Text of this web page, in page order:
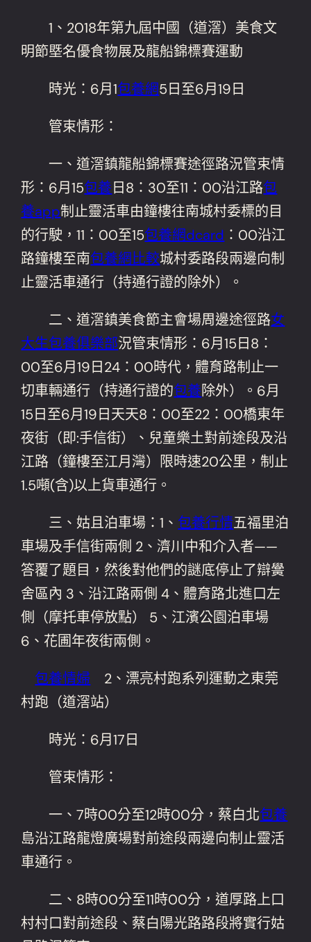
1、2018年第九屆中國（道滘）美食文
明節塈名優食物展及龍船錦標賽運動
時光：6月1包養網5日至6月19日
管束情形：
一、道滘鎮龍船錦標賽途徑路況管束情
形：6月15包養日8：30至11：00沿江路包
養app制止靈活車由鐘樓往南城村委標的目
的行駛，11：00至15包養網dcard ：00沿江
路鐘樓至南包養網比較城村委路段兩邊向制
止靈活車通行（持通行證的除外）。
二、道滘鎮美食節主會場周邊途徑路女
大生包養俱樂部況管束情形：6月15日8：
00至6月19日24：00時代，體育路制止一
切車輛通行（持通行證的包養除外）。6月
15日至6月19日天天8：00至22：00橋東年
夜街（即:手信街）、兒童樂土對前途段及沿
江路（鐘樓至江月灣）限時速20公里，制止
1.5噸(含)以上貨車通行。
三、姑且泊車場：1、 包養行情五福里泊
車場及手信街兩側 2、濟川中和介入者——
答覆了題目，然後對他們的謎底停止了辯黌
舍區內 3、沿江路兩側 4、體育路北進口左
側（摩托車停放點） 5、江濱公園泊車場
6、花圃年夜街兩側。
包養情婦 2、漂亮村跑系列運動之東莞
村跑（道滘站）
時光：6月17日
管束情形：
一、7時00分至12時00分，蔡白北包養
島沿江路龍燈廣場對前途段兩邊向制止靈活
車通行。
二、8時00分至11時00分，道厚路上口
村村口對前途段、蔡白陽光路路段將實行姑